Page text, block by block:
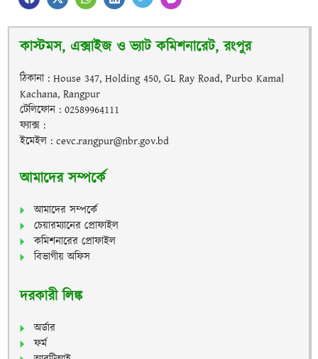
কাস্টমস, এক্সাইজ ও ভ্যাট কমিশনারেট, রংপুর
ঠিকানা : House 347, Holding 450, GL Ray Road, Purbo Kamal
Kachana, Rangpur
টেলিফোন : 02589964111
ফ্যাক্স :
ইমেইল : cevc.rangpur@nbr.gov.bd
আমাদের সম্পর্কে
আমাদের সম্পর্কে
চেয়ারম্যানের প্রোফাইল
কমিশনারের প্রোফাইল
বিভাগীয় অফিস
দরকারী লিঙ্ক
অর্ডার
ফর্ম